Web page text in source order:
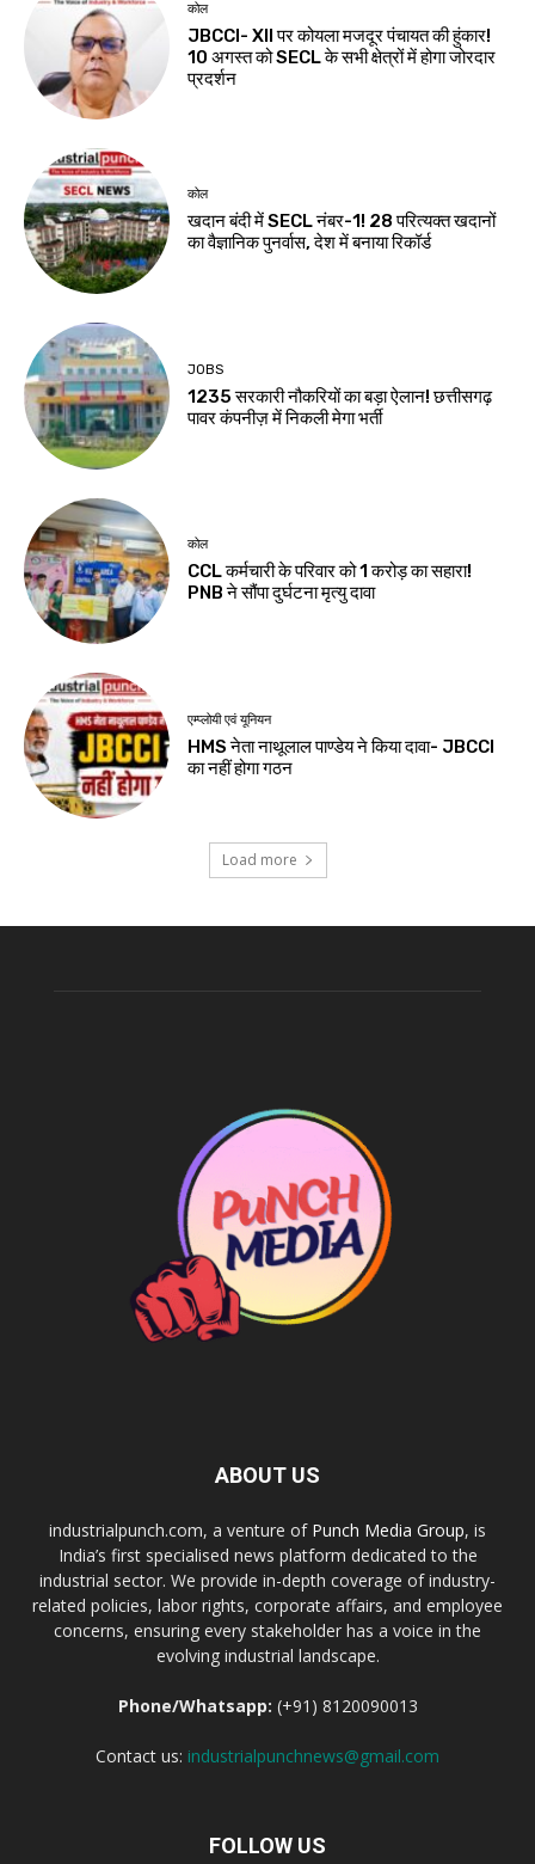
कोल
JBCCI- XII पर कोयला मजदूर पंचायत की हुंकार!
10 अगस्त को SECL के सभी क्षेत्रों में होगा जोरदार
प्रदर्शन
कोल
खदान बंदी में SECL नंबर-1! 28 परित्यक्त खदानों
का वैज्ञानिक पुनर्वास, देश में बनाया रिकॉर्ड
JOBS
1235 सरकारी नौकरियों का बड़ा ऐलान! छत्तीसगढ़
पावर कंपनीज़ में निकली मेगा भर्ती
कोल
CCL कर्मचारी के परिवार को ₹1 करोड़ का सहारा!
PNB ने सौंपा दुर्घटना मृत्यु दावा
एम्प्लोयी एवं यूनियन
HMS नेता नाथूलाल पाण्डेय ने किया दावा- JBCCI
का नहीं होगा गठन
Load more
ABOUT US
industrialpunch.com, a venture of Punch Media Group, is
India’s first specialised news platform dedicated to the
industrial sector. We provide in-depth coverage of industry-
related policies, labor rights, corporate affairs, and employee
concerns, ensuring every stakeholder has a voice in the
evolving industrial landscape.
Phone/Whatsapp: (+91) 8120090013
Contact us: industrialpunchnews@gmail.com
FOLLOW US